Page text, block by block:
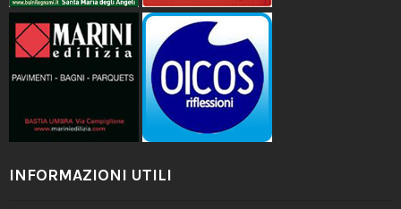
INFORMAZIONI UTILI